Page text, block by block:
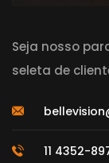
Seja nosso
seleta de
11 4352-